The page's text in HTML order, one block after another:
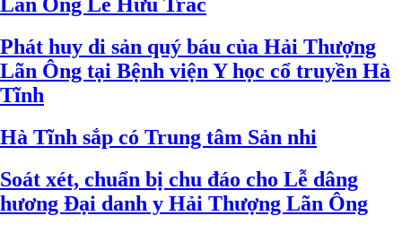
Lãn Ông Lê Hữu Trác
Phát huy di sản quý báu của Hải Thượng
Lãn Ông tại Bệnh viện Y học cổ truyền Hà
Tĩnh
Hà Tĩnh sắp có Trung tâm Sản nhi
Soát xét, chuẩn bị chu đáo cho Lễ dâng
hương Đại danh y Hải Thượng Lãn Ông